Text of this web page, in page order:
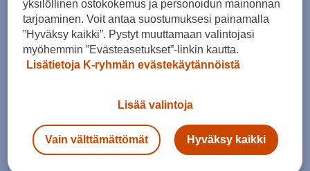
40,5
Kokotaulukko
Lisää ostoskoriin
yksilöllinen ostokokemus ja personoidun mainonnan
tarjoaminen. Voit antaa suostumuksesi painamalla
”Hyväksy kaikki”. Pystyt muuttamaan valintojasi
myöhemmin ”Evästeasetukset”-linkin kautta.
Lisätietoja K-ryhmän evästekäytännöistä
Lisää valintoja
Vain välttämättömät Hyväksy kaikki